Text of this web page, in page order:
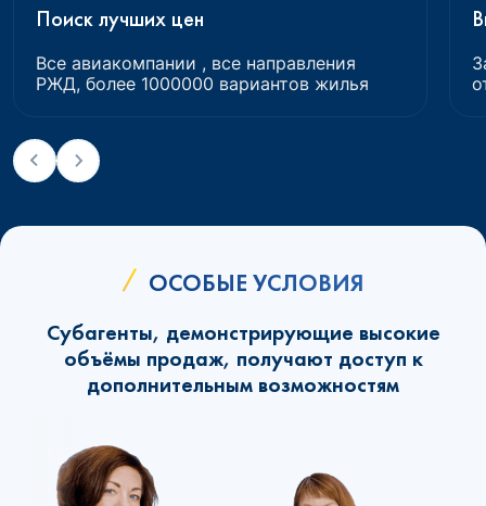
Поиск лучших цен
Все авиакомпании , все направления
РЖД, более 1000000 вариантов жилья
ОСОБЫЕ УСЛОВИЯ
Субагенты, демонстрирующие высокие
объёмы продаж, получают доступ к
дополнительным возможностям